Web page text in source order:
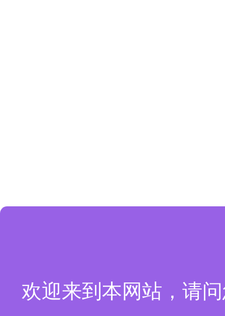
欢迎来到本网站，请